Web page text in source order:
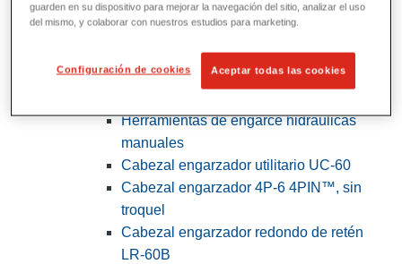
Herramientas de servicios públicos y de
View All Herramientas de servicios
Herramientas de engarce hidráulicas
manuales
Cabezal engarzador utilitario UC-60
Cabezal engarzador 4P-6 4PIN™, sin
troquel
Cabezal engarzador redondo de retén
LR-60B
guarden en su dispositivo para mejorar la navegación del sitio, analizar el uso
del mismo, y colaborar con nuestros estudios para marketing.
Configuración de cookies Aceptar todas las cookies